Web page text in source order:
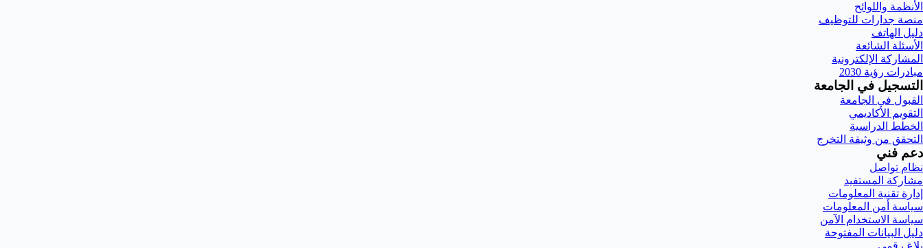
الأنظمة واللوائح
منصة جدارات للتوظيف
دليل الهاتف
الأسئلة الشائعة
المشاركة الإلكترونية
مبادرات رؤية 2030
التسجيل في الجامعة
القبول في الجامعة
التقويم الأكاديمي
الخطط الدراسية
التحقق من وثيقة التخرج
دعم فني
نظام تواصل
مشاركة المستفيد
إدارة تقنية المعلومات
سياسة أمن المعلومات
سياسة الاستخدام الآمن
دليل البيانات المفتوحة
بلاغ رقمي